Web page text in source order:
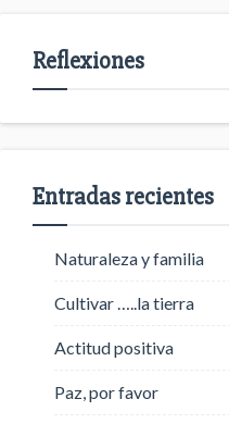
Reflexiones
Entradas recientes
Naturaleza y familia
Cultivar …..la tierra
Actitud positiva
Paz, por favor